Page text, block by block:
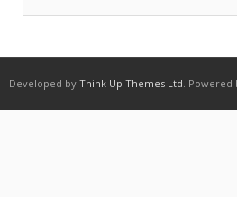
Developed by Think Up Themes Ltd. Powered